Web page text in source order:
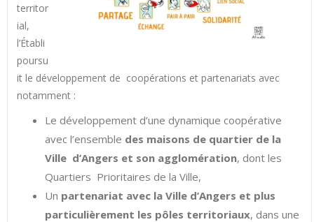
territor
ial,
l’Établi
poursu
it le développement de coopérations et partenariats avec
notamment :
Le développement d’une dynamique coopérative
avec l’ensemble des maisons de quartier de la
Ville d’Angers et son agglomération, dont les
Quartiers Prioritaires de la Ville,
Un partenariat avec la Ville d’Angers et plus
particulièrement les pôles territoriaux, dans une